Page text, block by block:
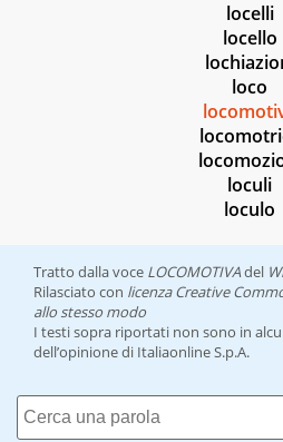
locelli
locello
loco
loculi
loculo
Tratto dalla voce LOCOMOTIVAdel
Rilasciato con licenza Creative
allo stesso modo
I testi sopra riportati non sono in
dell’opinione di Italiaonline S.p.A.